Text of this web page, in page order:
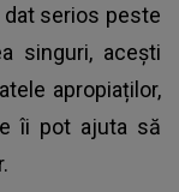
serios peste
singuri, acești
apropiaților,
îi pot ajuta să